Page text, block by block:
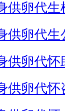
供卵代生
供卵代生
供卵代怀
供卵代怀